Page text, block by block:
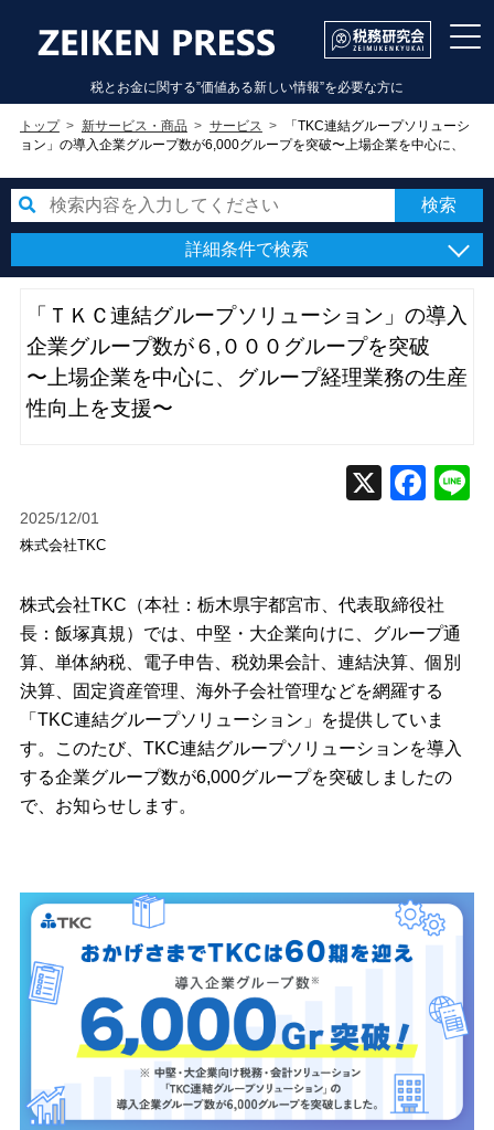
税とお金に関する”価値ある新しい情報”を必要な方に
トップ 新サービス・商品 サービス
「TKC連結グループソリューシ
ョン」の導入企業グループ数が6,000グループを突破〜上場企業を中心に、
詳細条件で検索
「ＴＫＣ連結グループソリューション」の導入
企業グループ数が６,０００グループを突破
〜上場企業を中心に、グループ経理業務の生産
性向上を支援〜
2025/12/01
株式会社TKC
株式会社TKC（本社：栃木県宇都宮市、代表取締役社
長：飯塚真規）では、中堅・大企業向けに、グループ通
算、単体納税、電子申告、税効果会計、連結決算、個別
決算、固定資産管理、海外子会社管理などを網羅する
「TKC連結グループソリューション」を提供していま
す。このたび、TKC連結グループソリューションを導入
する企業グループ数が6,000グループを突破しましたの
で、お知らせします。